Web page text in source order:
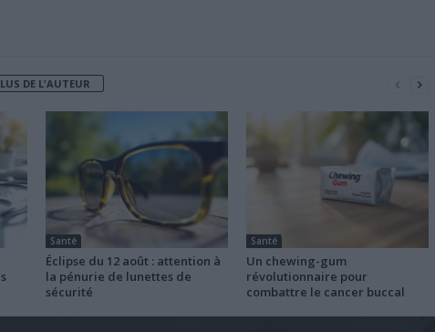
DE L'AUTEUR
Santé
Éclipse du 12 août : attention à
la pénurie de lunettes de
sécurité
Santé
Un chewing-gum
révolutionnaire pour
combattre le cancer buccal